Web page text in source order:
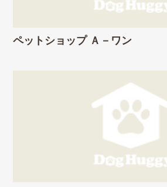
ペットショップ Ａ－ワン